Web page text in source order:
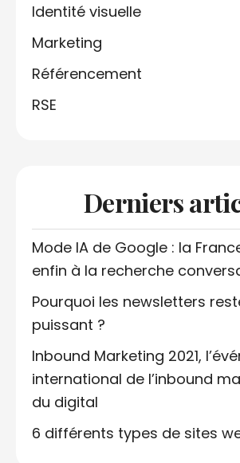
Identité visuelle
Marketing
Référencement
RSE
Derniers
Mode IA de Google : la
enfin à la recherche
Pourquoi les newsletters
puissant ?
Inbound Marketing 2021,
international de l’inbound
du digital
6 différents types de sites